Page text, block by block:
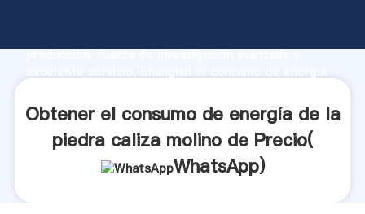
producción, fuerza de investigación avanzada y
y aporta valores a todos los clientes.
Obtener el consumo de energía de la
piedra caliza molino de Precio(
WhatsApp)